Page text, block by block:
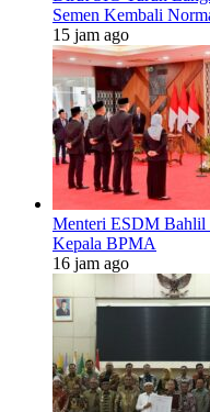
Semen Kembali
15 jam ago
Menteri ESDM Bahlil
Kepala BPMA
16 jam ago